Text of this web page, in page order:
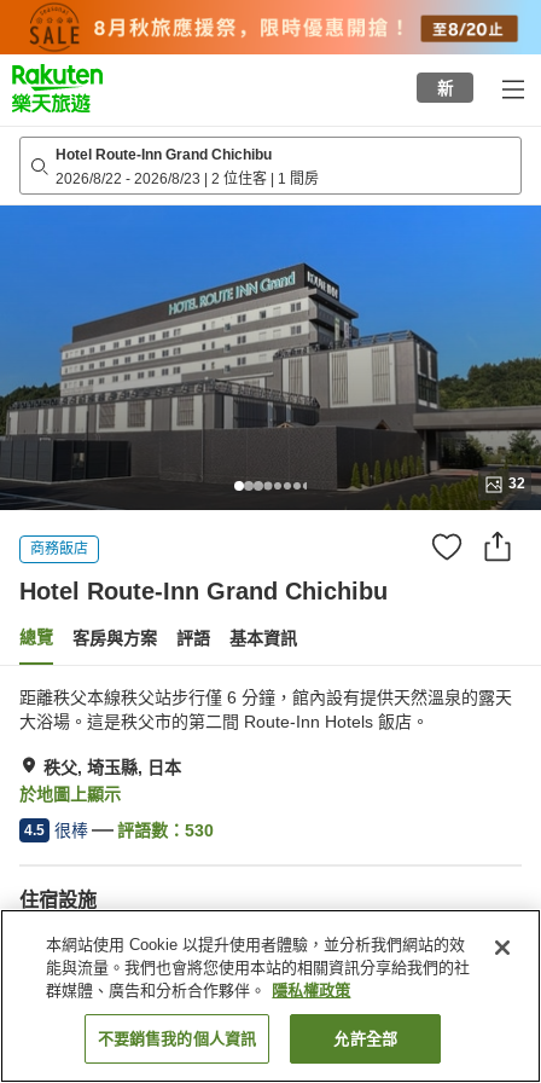
top
page
新
Hotel Route-Inn Grand Chichibu
2026/8/22 - 2026/8/23 | 2 位住客 | 1 間房
32
商務飯店
Hotel Route-Inn Grand Chichibu
總覽 客房與方案 評語 基本資訊
距離秩父本線秩父站步行僅 6 分鐘，館內設有提供天然溫泉的露天
大浴場。這是秩父市的第二間 Route-Inn Hotels 飯店。
秩父, 埼玉縣, 日本
於地圖上顯示
4.5 很棒 評語數： 530
住宿設施
停車場
三溫暖
Spa／美容沙龍
餐廳
找客房
本網站使用 Cookie 以提升使用者體驗，並分析我們網站的效
能與流量。我們也會將您使用本站的相關資訊分享給我們的社
群媒體、廣告和分析合作夥伴。
隱私權政策
不要銷售我的個人資訊 允許全部